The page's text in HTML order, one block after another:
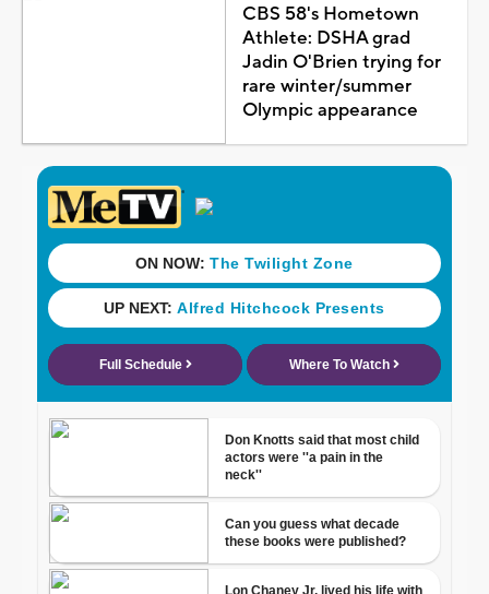
CBS 58's Hometown
Athlete: DSHA grad
Jadin O'Brien trying for
rare winter/summer
Olympic appearance